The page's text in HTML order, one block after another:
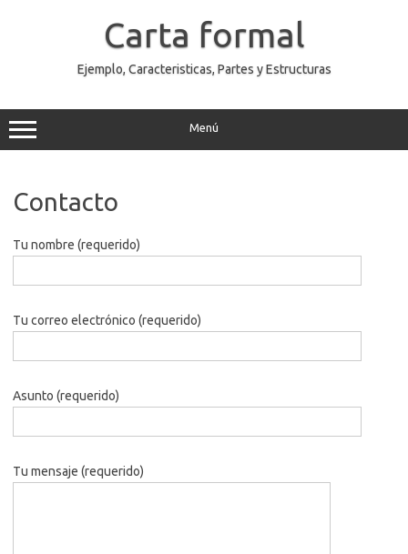
Carta formal
Ejemplo, Caracteristicas, Partes y Estructuras
Menú
Contacto
Tu nombre (requerido)
Tu correo electrónico (requerido)
Asunto (requerido)
Tu mensaje (requerido)